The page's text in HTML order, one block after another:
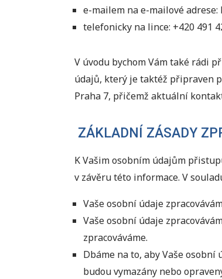
e-mailem na e-mailové
telefonicky na lince: +420 491
V úvodu bychom Vám také rádi
údajů, který je taktéž připraven
Praha 7, přičemž aktuální
ZÁKLADNÍ ZÁSADY
K Vašim osobním údajům
v závěru této informace. V
Vaše osobní údaje
Vaše osobní údaje
zpracováváme.
Dbáme na to, aby Vaše
budou vymazány nebo